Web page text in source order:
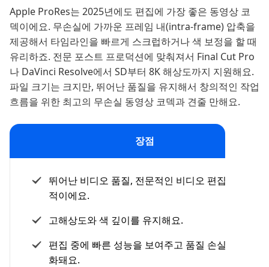
Apple ProRes는 2025년에도 편집에 가장 좋은 동영상 코
덱이에요. 무손실에 가까운 프레임 내(intra-frame) 압축을
제공해서 타임라인을 빠르게 스크럽하거나 색 보정을 할 때
유리하죠. 전문 포스트 프로덕션에 맞춰져서 Final Cut Pro
나 DaVinci Resolve에서 SD부터 8K 해상도까지 지원해요.
파일 크기는 크지만, 뛰어난 품질을 유지해서 창의적인 작업
흐름을 위한 최고의 무손실 동영상 코덱과 견줄 만해요.
장점
뛰어난 비디오 품질, 전문적인 비디오 편집에 이상
적이에요.
고해상도와 색 깊이를 유지해요.
편집 중에 빠른 성능을 보여주고 품질 손실이 최소
화돼요.